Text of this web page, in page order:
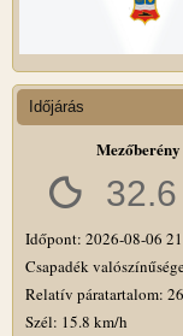
Időjárás
Mezőberény
32.6
Időpont: 2026-08-06
Csapadék
Relatív páratartalom:
Szél: 15.8 km/h